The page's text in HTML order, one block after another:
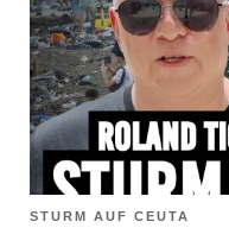
STURM AUF CEUTA